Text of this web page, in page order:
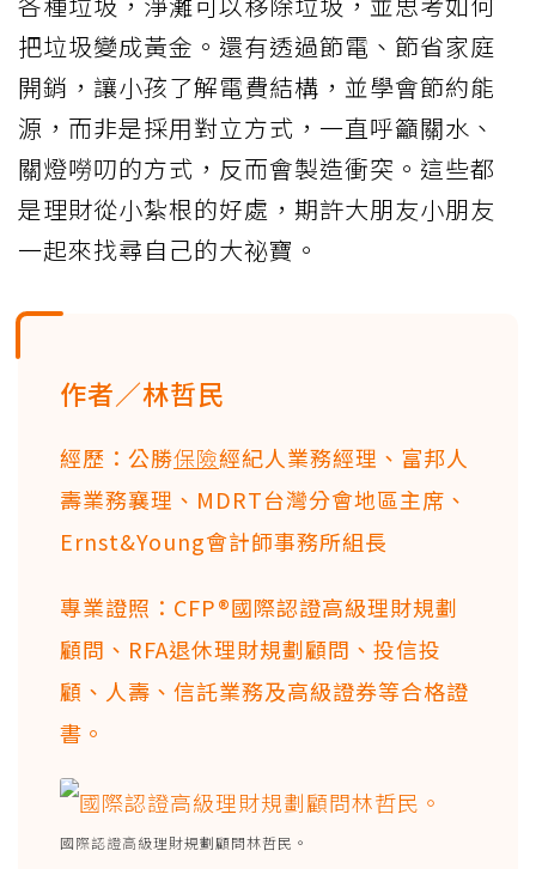
把垃圾變成黃金。還有透過節電、節省家庭
開銷，讓小孩了解電費結構，並學會節約能
源，而非是採用對立方式，一直呼籲關水、
關燈嘮叨的方式，反而會製造衝突。這些都
是理財從小紮根的好處，期許大朋友小朋友
一起來找尋自己的大祕寶。
作者／林哲民
經歷：公勝保險經紀人業務經理、富邦人
壽業務襄理、MDRT台灣分會地區主席、
Ernst&Young會計師事務所組長
專業證照：CFP®國際認證高級理財規劃
顧問、RFA退休理財規劃顧問、投信投
顧、人壽、信託業務及高級證券等合格證
書。
國際認證高級理財規劃顧問林哲民。